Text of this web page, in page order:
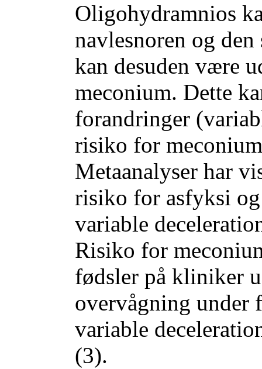
Oligohydramnios
navlesnoren og
kan desuden være
meconium. Dette
forandringer
risiko for
Metaanalyser har
risiko for asfyksi
variable
Risiko for
fødsler på kliniker
overvågning under
variable
(3).